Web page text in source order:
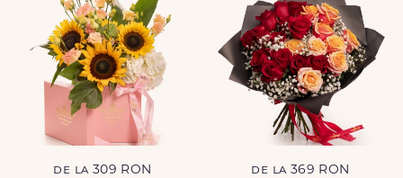
de la 309 RON
de la 369 RON